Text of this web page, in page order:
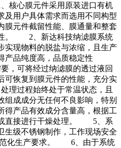
心膜元件采用原装进口有机
及用户具体需求而选用不同构型
膜元件截留性能、膜通量和整套
。 2、新达科技纳滤膜系统
实现物料的脱盐与浓缩，且生产
产品纯度高，品质稳定性
可将经过纳滤膜的透过液回
可恢复到膜元件的性能，充分实
过程始终处于常温状态，且
组成成分无任何不良影响，特别
得产品有效成分含量高，根据工
直接进行干燥处理。 5、系
生级不锈钢制作，工作现场安全
范化生产要求。 6、由于系统